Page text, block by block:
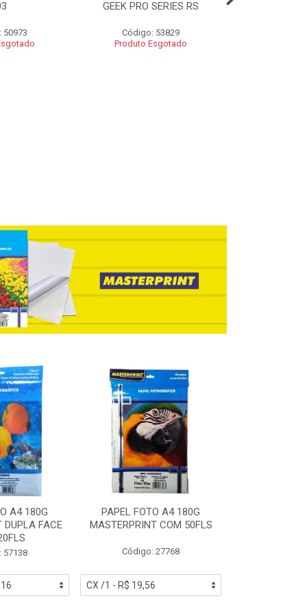
50973
GEEK PRO SERIES RS
Código: 53829
Produto Esgotado
A4 180G
DUPLA FACE
57138
PAPEL FOTO A4 180G
MASTERPRINT COM 50FLS
Código: 27768